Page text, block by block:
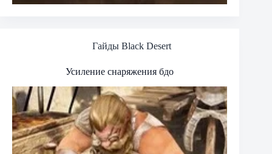
Гайды Black Desert
Усиление снаряжения бдо